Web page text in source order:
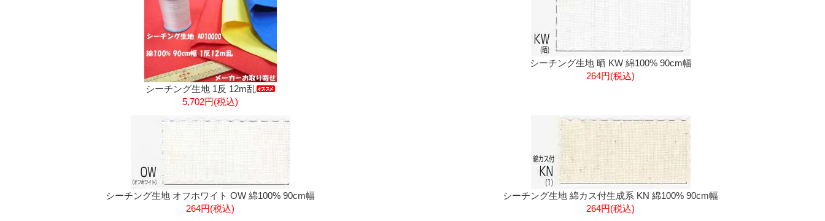
シーチング生地 1反 12m乱
5,702円(税込)
シーチング生地 晒 KW 綿100% 90cm幅
264円(税込)
シーチング生地 オフホワイト OW 綿100% 90cm幅
264円(税込)
シーチング生地 綿カス付生成系 KN 綿100% 90cm幅
264円(税込)